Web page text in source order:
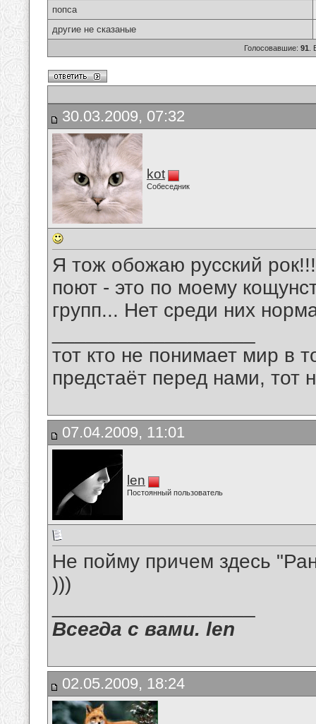
попса
другие не сказаные
Голосовавшие: 91 .
30.03.2009, 07:32
kot
Собеседник
Я тож обожаю русский
поют - это по моему
групп... Нет среди них
тот кто не понимает мир в
предстаёт перед нами, тот
07.04.2009, 11:01
len
Постоянный пользователь
Не пойму причем здесь
)))
Всегда с вами. len
02.05.2009, 18:24